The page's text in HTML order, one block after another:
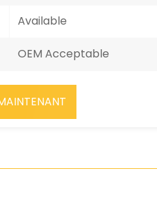
Available
OEM Acceptable